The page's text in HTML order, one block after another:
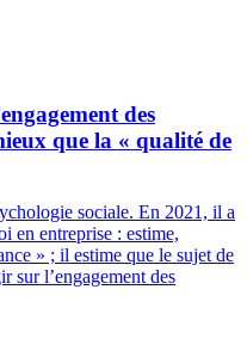
des
que la « qualité de
sociale. En 2021, il a
en entreprise : estime,
» ; il estime que le sujet de
sur l’engagement des